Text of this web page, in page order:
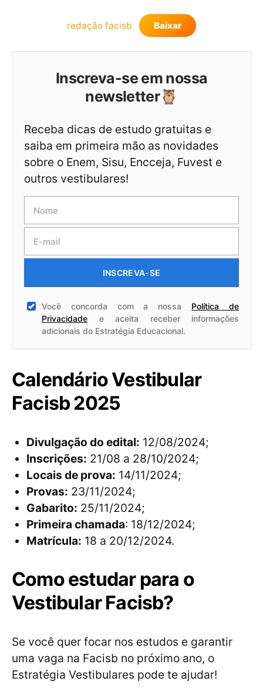
redação facisb Baixar
Inscreva-se em nossa
newsletter🦉
Receba dicas de estudo gratuitas e
saiba em primeira mão as novidades
sobre o Enem, Sisu, Encceja, Fuvest e
outros vestibulares!
INSCREVA-SE
Você concorda com a nossa Política de
Privacidade e aceita receber informações
adicionais do Estratégia Educacional.
Calendário Vestibular
Facisb 2025
Divulgação do edital: 12/08/2024;
Inscrições: 21/08 a 28/10/2024;
Locais de prova: 14/11/2024;
Provas: 23/11/2024;
Gabarito: 25/11/2024;
Primeira chamada: 18/12/2024;
Matrícula: 18 a 20/12/2024.
Como estudar para o
Vestibular Facisb?
Se você quer focar nos estudos e garantir
uma vaga na Facisb no próximo ano, o
Estratégia Vestibulares pode te ajudar!